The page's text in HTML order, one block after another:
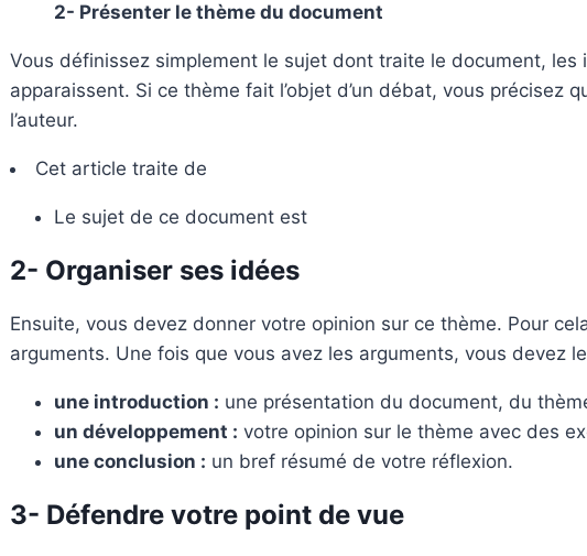
2- Présenter le thème du document
Vous définissez simplement le sujet dont traite le document, les
apparaissent. Si ce thème fait l’objet d’un débat, vous précisez
l’auteur.
Cet article traite de
Le sujet de ce document est
2- Organiser ses idées
Ensuite, vous devez donner votre opinion sur ce thème. Pour
arguments. Une fois que vous avez les arguments, vous devez
une introduction : une présentation du document, du
un développement : votre opinion sur le thème avec des
une conclusion : un bref résumé de votre réflexion.
3- Défendre votre point de vue